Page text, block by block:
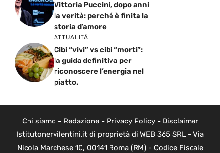
Vittoria Puccini, dopo anni
la verità: perché è finita la
storia d’amore
ATTUALITÁ
Cibi “vivi” vs cibi “morti”:
la guida definitiva per
riconoscere l’energia nel
piatto.
Chi siamo - Redazione- Privacy Policy- Disclaimer
Istitutonervilentini.it di proprietà di WEB 365 SRL - Via
Nicola Marchese 10, 00141 Roma (RM) - Codice Fiscale